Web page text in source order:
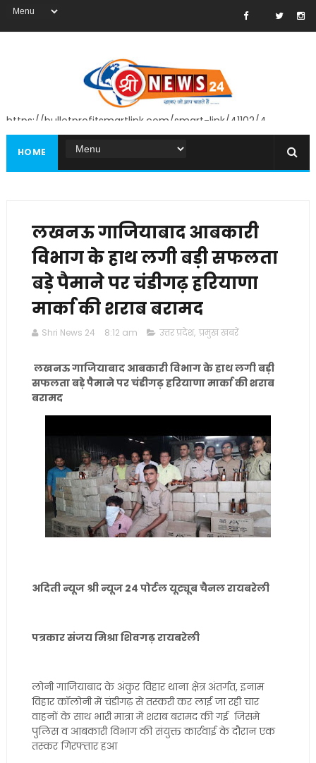
https://bulletprofitsmartlink.com/smart-link/41102/4
HOME
लखनऊ गाजियाबाद आबकारी
विभाग के हाथ लगी बड़ी सफलता
बड़े पैमाने पर चंडीगढ़ हरियाणा
मार्का की शराब बरामद
Shri News 24 8:12 am उत्तर प्रदेश, प्रमुख खबरें
लखनऊ गाजियाबाद आबकारी विभाग के हाथ लगी बड़ी
सफलता बड़े पैमाने पर चंडीगढ़ हरियाणा मार्का की शराब
बरामद
अदिती न्यूज श्री न्यूज 24 पोर्टल यूट्यूब चैनल रायबरेली
पत्रकार संजय मिश्रा शिवगढ़ रायबरेली
लोनी गाजियाबाद के अंकुर विहार थाना क्षेत्र अंतर्गत, इनाम
विहार कॉलोनी में चंडीगढ़ से तस्करी कर लाई जा रही चार
वाहनों के साथ भारी मात्रा में शराब बरामद की गई जिसमे
पुलिस व आबकारी विभाग की संयुक्त कार्रवाई के दौरान एक
तस्कर गिरफ्तार हआ